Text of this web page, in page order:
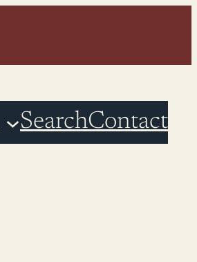
SearchContact